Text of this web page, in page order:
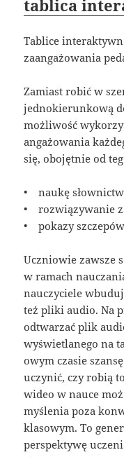
tablica
Tablice
zaangażowania
Zamiast robić w
jednokierunkową
możliwość
angażowania
się, obojętnie od
• naukę
• rozwiązywanie
• pokazy
Uczniowie zawsze
w ramach
nauczyciele
też pliki audio. Na
odtwarzać plik
wyświetlanego na
owym czasie
uczynić, czy robią
wideo w nauce
myślenia poza
klasowym. To
perspektywę